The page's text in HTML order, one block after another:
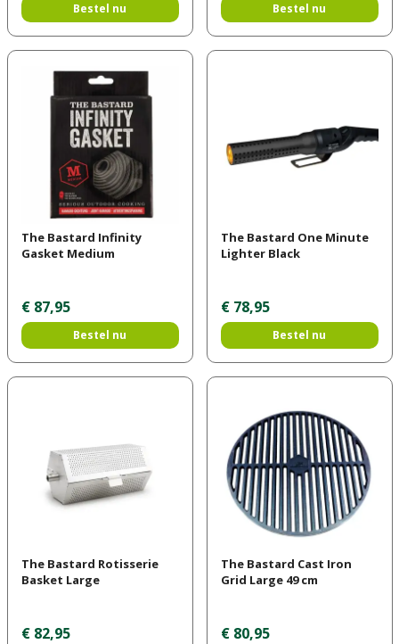
Bestel nu Bestel nu
The Bastard Infinity
Gasket Medium
€ 87,95
Bestel nu
The Bastard One Minute
Lighter Black
€ 78,95
Bestel nu
The Bastard Rotisserie
Basket Large
€ 82,95
The Bastard Cast Iron
Grid Large 49 cm
€ 80,95